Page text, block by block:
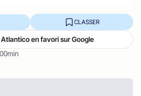
CLASSER
en favori sur Google